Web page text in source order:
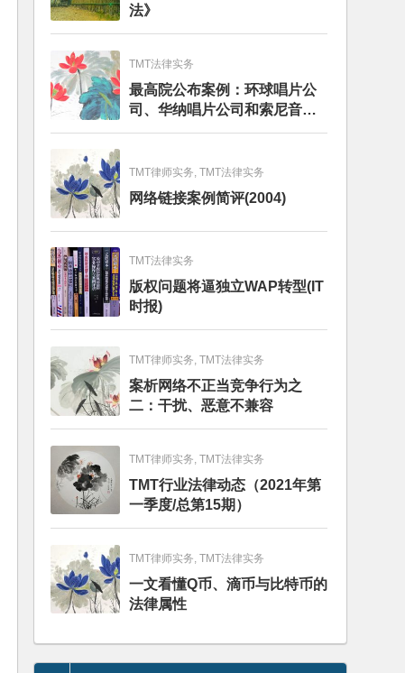
法》
TMT法律实务
最高院公布案例：环球唱片公
司、华纳唱片公司和索尼音乐
娱乐公司与百度公司侵犯著作
TMT律师实务, TMT法律实务
网络链接案例简评(2004)
TMT法律实务
版权问题将逼独立WAP转型(IT
时报)
TMT律师实务, TMT法律实务
案析网络不正当竞争行为之
二：干扰、恶意不兼容
TMT律师实务, TMT法律实务
TMT行业法律动态（2021年第
一季度/总第15期）
TMT律师实务, TMT法律实务
一文看懂Q币、滴币与比特币的
法律属性